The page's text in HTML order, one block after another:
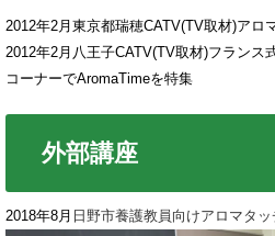
2012年2月東京都瑞穂CATV(TV取材)アロ
2012年2月八王子CATV(TV取材)フランス
コーナーでAromaTimeを特集
外部講座
2018年8月 日野市養護教員向けアロマタ